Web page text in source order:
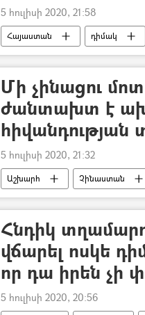
5 հուլիսի 2020, 21:58
Հայաստան դիմակ
Կորոնավիրուսը Հայաստանում և
Մի չինացու մոտ
ժանտախտ է
5 հուլիսի 2020, 21:32
Աշխարհ Չինաստան
Հնդիկ
վճարել ոսկե
որ դա իրեն չի
5 հուլիսի 2020, 20:56